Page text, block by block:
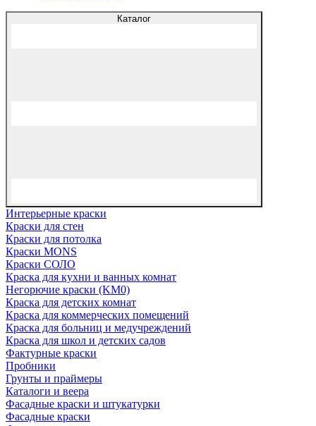
Каталог
Интерьерные краски
Краски для стен
Краски для потолка
Краски MONS
Краски СОЛО
Краска для кухни и ванных комнат
Негорючие краски (KM0)
Краска для детских комнат
Краска для коммерческих помещений
Краска для больниц и медучреждений
Краска для школ и детских садов
Фактурные краски
Пробники
Грунты и праймеры
Каталоги и веера
Фасадные краски и штукатурки
Фасадные краски